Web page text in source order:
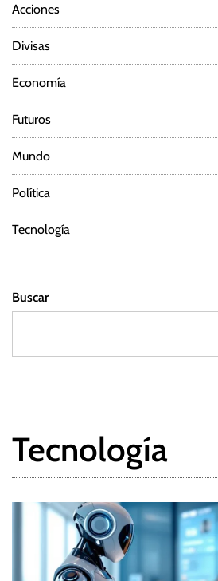
Acciones
Divisas
Economía
Futuros
Mundo
Política
Tecnología
Buscar
Tecnología